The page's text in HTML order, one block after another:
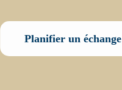
Planifier un échange